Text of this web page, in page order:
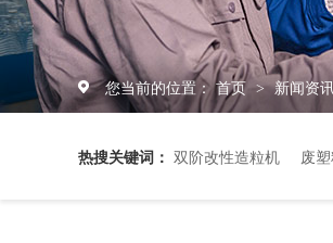
您当前的位置： 首页 > 新闻资
热搜关键词： 双阶改性造粒机 废